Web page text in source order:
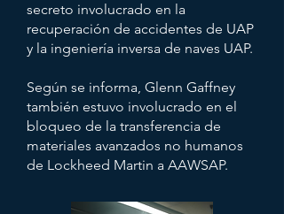
secreto involucrado en la
recuperación de accidentes de UAP
y la ingeniería inversa de naves UAP.
Según se informa, Glenn Gaffney
también estuvo involucrado en el
bloqueo de la transferencia de
materiales avanzados no humanos
de Lockheed Martin a AAWSAP.